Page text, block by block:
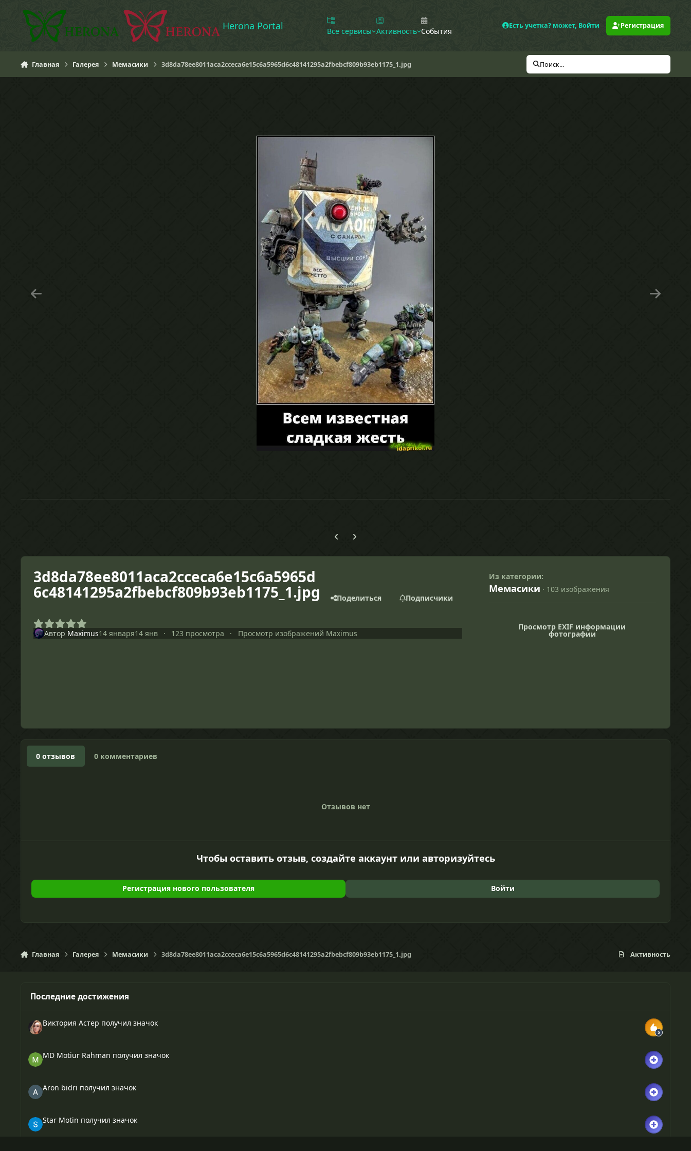
Herona Portal Все сервисы Активность События
Есть учетка? может, Войти Регистрация
Главная Галерея Мемасики 3d8da78ee8011aca2cceca6e15c6a5965d6c48141295a2fbebcf809b93eb1175_1.jpg Поиск...
Предыдущий слайд карусели
Следующий слайд карусели
3d8da78ee8011aca2cceca6e15c6a5965d
6c48141295a2fbebcf809b93eb1175_1.jpg Поделиться Подписчики
Автор Maximus14 января14 янв 123 просмотра Просмотр изображений Maximus
Из категории:
Мемасики · 103 изображения
Просмотр EXIF информации
фотографии
0 отзывов 0 комментариев
Отзывов нет
Чтобы оставить отзыв, создайте аккаунт или авторизуйтесь
Регистрация нового пользователя Войти
Главная Галерея Мемасики 3d8da78ee8011aca2cceca6e15c6a5965d6c48141295a2fbebcf809b93eb1175_1.jpg Активность
Последние достижения
Виктория Астер получил значок
MD Motiur Rahman получил значок
Aron bidri получил значок
Star Motin получил значок